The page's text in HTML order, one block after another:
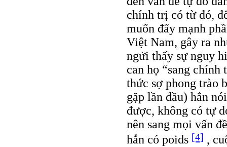
chính trị có từ đó,
muốn đẩy mạnh
Việt Nam, gây ra
ngửi thấy sự nguy
can họ “sang
thức sợ phong trào
gặp lần đầu) hắn
được, không có tự
nên sang mọi vấn
hắn có poids [4] ,